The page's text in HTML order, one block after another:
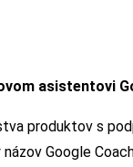
asistentovi
produktov s
Google